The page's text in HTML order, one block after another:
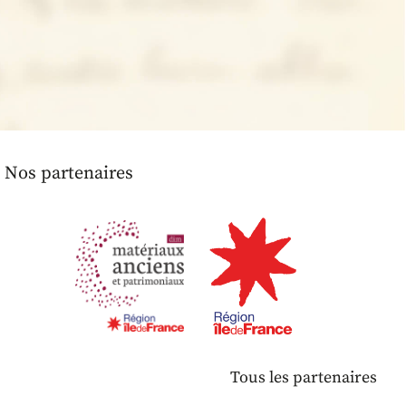
Nos partenaires
Tous les partenaires